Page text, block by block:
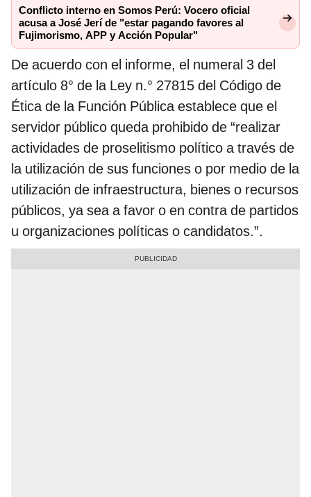
Conflicto interno en Somos Perú: Vocero oficial
acusa a José Jerí de "estar pagando favores al
Fujimorismo, APP y Acción Popular"
De acuerdo con el informe, el numeral 3 del
artículo 8° de la Ley n.° 27815 del Código de
Ética de la Función Pública establece que el
servidor público queda prohibido de “realizar
actividades de proselitismo político a través de
la utilización de sus funciones o por medio de la
utilización de infraestructura, bienes o recursos
públicos, ya sea a favor o en contra de partidos
u organizaciones políticas o candidatos.”.